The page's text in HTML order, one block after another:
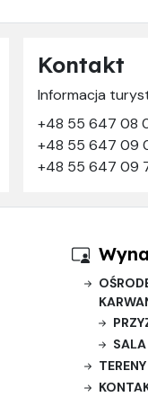
Kontakt
Informacja
+48 55 647 08
+48 55 647 09
+48 55 647 09
SALA